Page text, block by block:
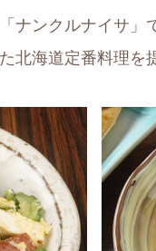
ナンクルナイサ」
北海道定番料理を